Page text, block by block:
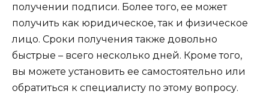
получении подписи. Более того, ее может
получить как юридическое, так и физическое
лицо. Сроки получения также довольно
быстрые – всего несколько дней. Кроме того,
вы можете установить ее самостоятельно или
обратиться к специалисту по этому вопросу.